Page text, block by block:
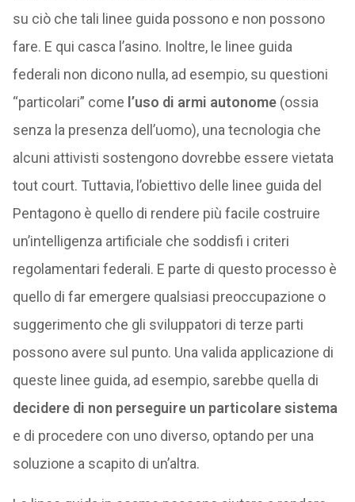
su ciò che tali linee guida possono e non possono
fare. E qui casca l’asino. Inoltre, le linee guida
federali non dicono nulla, ad esempio, su questioni
“particolari” come l’uso di armi autonome(ossia
senza la presenza dell’uomo), una tecnologia che
alcuni attivisti sostengono dovrebbe essere vietata
tout court. Tuttavia, l’obiettivo delle linee guida del
Pentagono è quello di rendere più facile costruire
un’intelligenza artificiale che soddisfi i criteri
regolamentari federali. E parte di questo processo è
quello di far emergere qualsiasi preoccupazione o
suggerimento che gli sviluppatori di terze parti
possono avere sul punto. Una valida applicazione di
queste linee guida, ad esempio, sarebbe quella di
decidere di non perseguire un particolare sistema
e di procedere con uno diverso, optando per una
soluzione a scapito di un’altra.